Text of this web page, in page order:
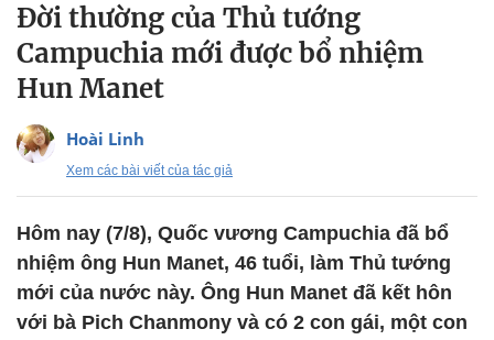
Đời thường của Thủ tướng
Campuchia mới được bổ nhiệm
Hun Manet
Hoài Linh
Xem các bài viết của tác giả
Hôm nay (7/8), Quốc vương Campuchia đã bổ
nhiệm ông Hun Manet, 46 tuổi, làm Thủ tướng
mới của nước này. Ông Hun Manet đã kết hôn
với bà Pich Chanmony và có 2 con gái, một con